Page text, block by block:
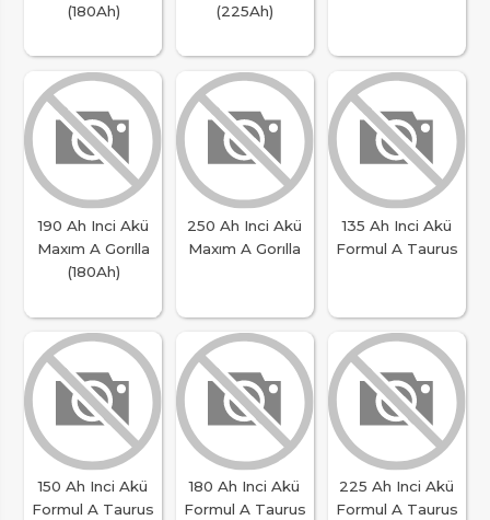
(180Ah)
(225Ah)
190 Ah Inci Akü
Maxım A Gorılla
(180Ah)
250 Ah Inci Akü
Maxım A Gorılla
135 Ah Inci Akü
Formul A Taurus
150 Ah Inci Akü
Formul A Taurus
180 Ah Inci Akü
Formul A Taurus
225 Ah Inci Akü
Formul A Taurus